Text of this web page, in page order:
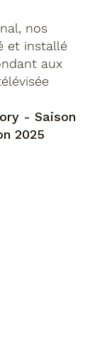
nos
et installé
aux
- Saison
2025